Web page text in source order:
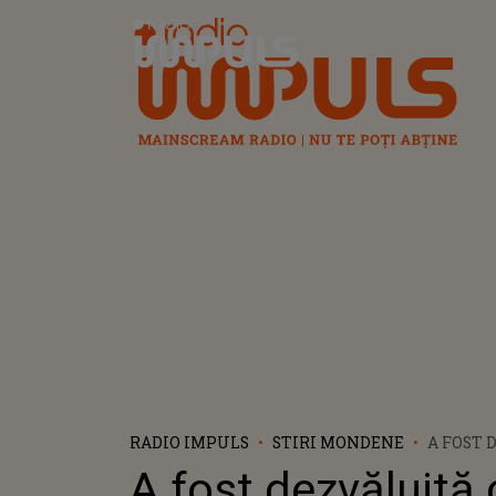
Radio Impuls
RADIO IMPULS STIRI MONDENE
A FOST
COOLIO,